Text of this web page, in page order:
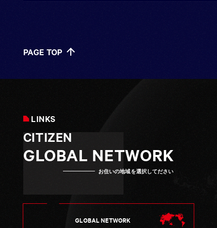
PAGE TOP
LINKS
CITIZEN
GLOBAL NETWORK
お住いの地域を選択してださい
GLOBAL NETWORK